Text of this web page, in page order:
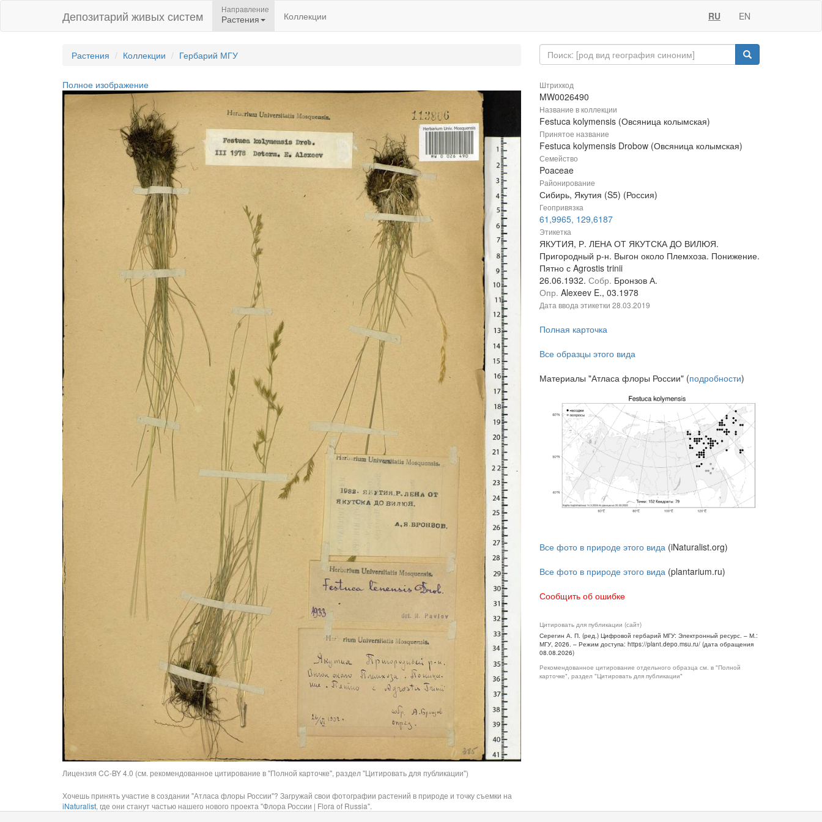
Депозитарий живых систем Направление
Растения Коллекции RU EN
Растения Коллекции Гербарий МГУ
Полное изображение
Лицензия CC-BY 4.0 (см. рекомендованное цитирование в "Полной карточке", раздел "Цитировать для публикации")
Хочешь принять участие в создании "Атласа флоры России"? Загружай свои фотографии растений в природе и точку съемки на
iNaturalist, где они станут частью нашего нового проекта "Флора России | Flora of Russia".
Штрихкод
MW0026490
Название в коллекции
Festuca kolymensis (Овсяница колымская)
Принятое название
Festuca kolymensis Drobow (Овсяница колымская)
Семейство
Poaceae
Районирование
Сибирь, Якутия (S5) (Россия)
Геопривязка
61,9965, 129,6187
Этикетка
ЯКУТИЯ, Р. ЛЕНА ОТ ЯКУТСКА ДО ВИЛЮЯ.
Пригородный р-н. Выгон около Племхоза. Понижение.
Пятно с Agrostis trinii
26.06.1932. Собр. Бронзов А.
Опр. Alexeev E., 03.1978
Дата ввода этикетки 28.03.2019
Полная карточка
Все образцы этого вида
Материалы "Атласа флоры России" (подробности)
Все фото в природе этого вида (iNaturalist.org)
Все фото в природе этого вида (plantarium.ru)
Сообщить об ошибке
Цитировать для публикации (сайт)
Серегин А. П. (ред.) Цифровой гербарий МГУ: Электронный ресурс. – М.:
МГУ, 2026. – Режим доступа: https://plant.depo.msu.ru/ (дата обращения
08.08.2026)
Рекомендованное цитирование отдельного образца см. в "Полной
карточке", раздел "Цитировать для публикации"